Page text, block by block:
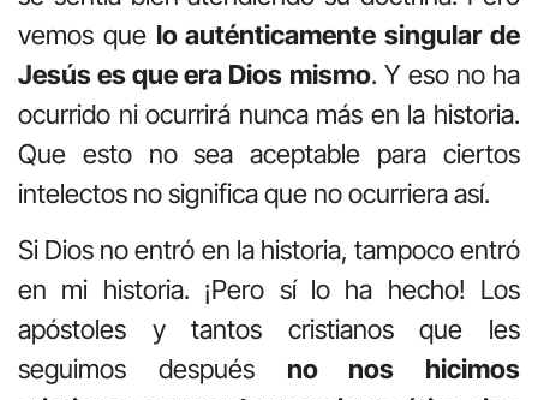
vemos que lo auténticamente singular de
Jesús es que era Dios mismo. Y eso no ha
ocurrido ni ocurrirá nunca más en la historia.
Que esto no sea aceptable para ciertos
intelectos no significa que no ocurriera así.
Si Dios no entró en la historia, tampoco entró
en mi historia. ¡Pero sí lo ha hecho! Los
apóstoles y tantos cristianos que les
seguimos después no nos hicimos